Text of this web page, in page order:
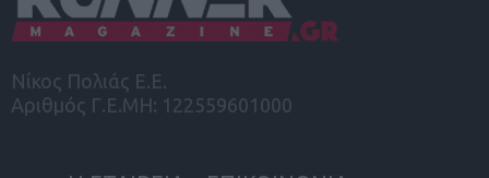
Νίκος Πολιάς Ε.Ε.
Αριθμός Γ.Ε.ΜΗ: 122559601000